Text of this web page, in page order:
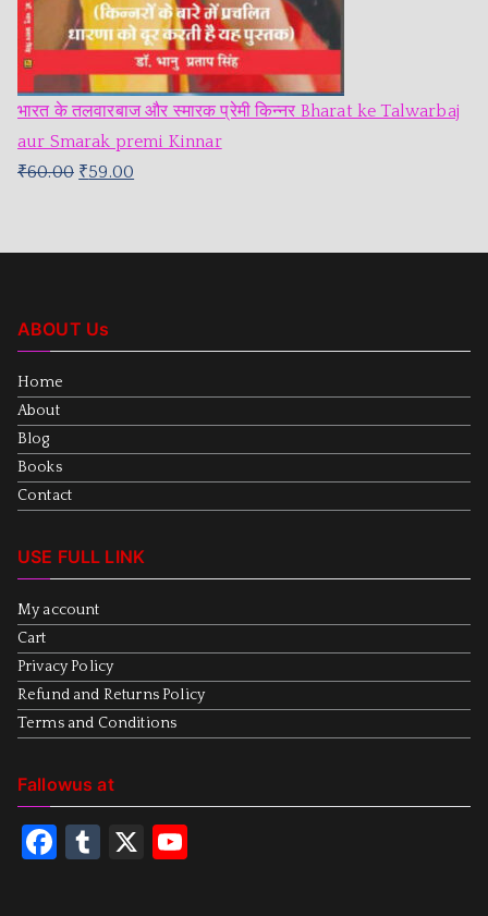
भारत के तलवारबाज और स्मारक प्रेमी किन्नर Bharat ke Talwarbaj
aur Smarak premi Kinnar
₹60.00 ₹59.00
ABOUT Us
Home
About
Blog
Books
Contact
USE FULL LINK
My account
Cart
Privacy Policy
Refund and Returns Policy
Terms and Conditions
Fallowus at
F
T
X